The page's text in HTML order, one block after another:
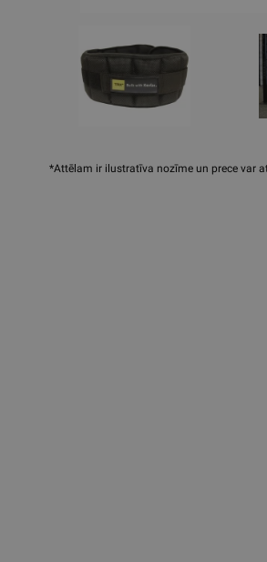
*Attēlam ir ilustratīva nozīme un prece var